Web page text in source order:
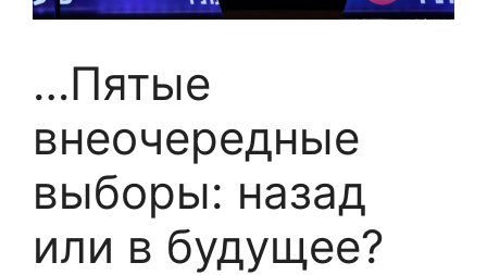
…Пятые
внеочередные
выборы: назад
или в будущее?